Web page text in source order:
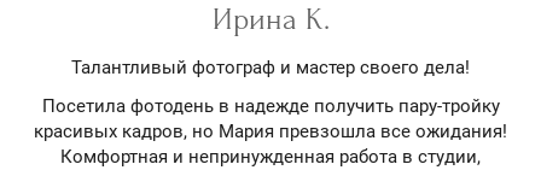
Ирина К.
Талантливый фотограф и мастер своего дела!
Посетила фотодень в надежде получить пару-тройку
красивых кадров, но Мария превзошла все ожидания!
Комфортная и непринужденная работа в студии,